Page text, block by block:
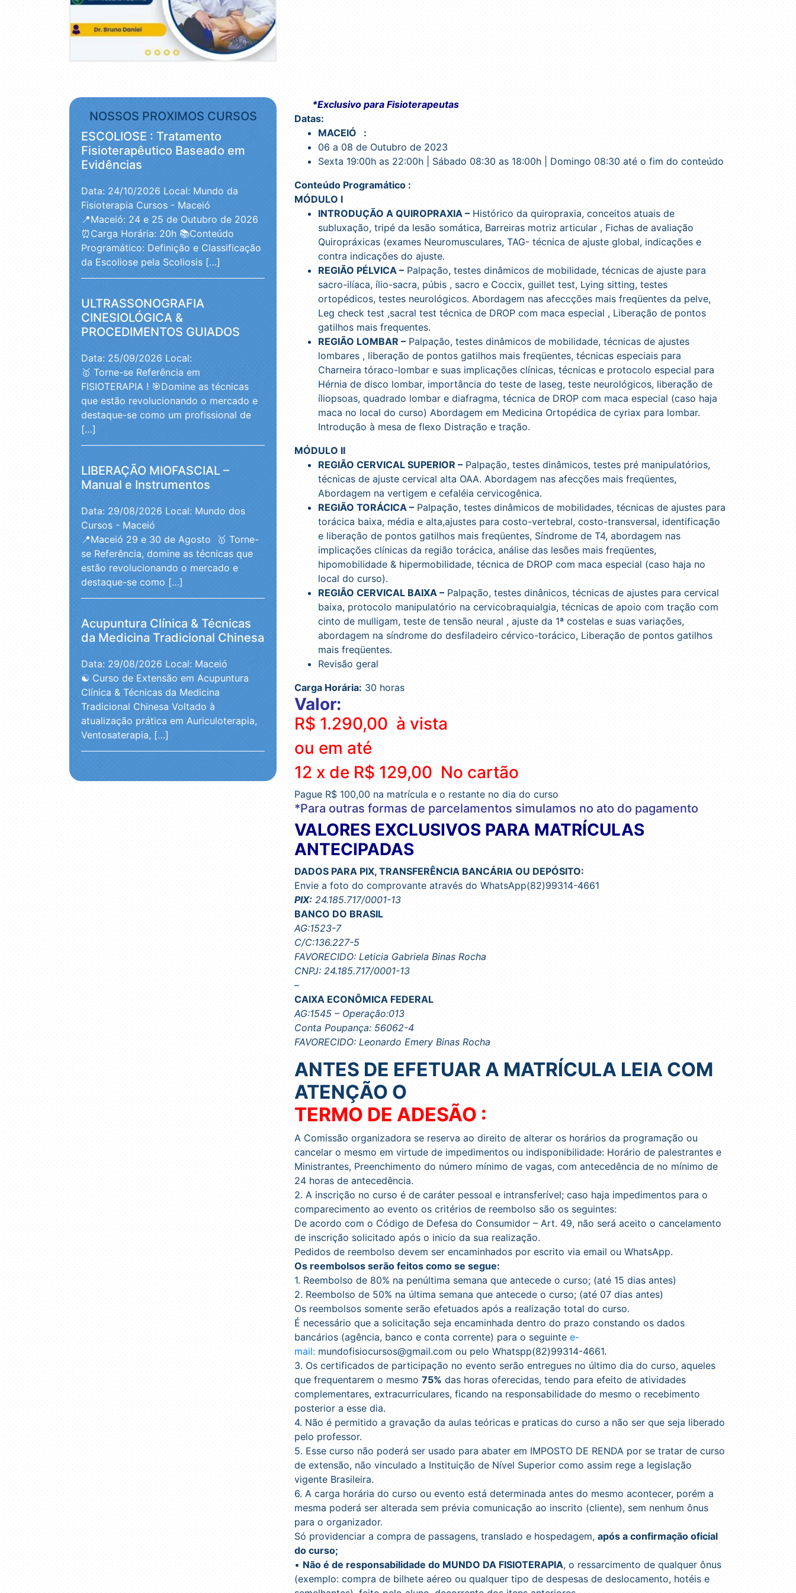
NOSSOS PROXIMOS CURSOS
ESCOLIOSE : Tratamento
Fisioterapêutico Baseado em
Evidências
Data: 24/10/2026 Local: Mundo da
Fisioterapia Cursos - Maceió
📍Maceió: 24 e 25 de Outubro de 2026
⏰Carga Horária: 20h 📚Conteúdo
Programático: Definição e Classificação
da Escoliose pela Scoliosis […]
ULTRASSONOGRAFIA
CINESIOLÓGICA &
PROCEDIMENTOS GUIADOS
Data: 25/09/2026 Local:
🥇 Torne-se Referência em
FISIOTERAPIA ! 🎯Domine as técnicas
que estão revolucionando o mercado e
destaque-se como um profissional de
[…]
LIBERAÇÃO MIOFASCIAL –
Manual e Instrumentos
Data: 29/08/2026 Local: Mundo dos
Cursos - Maceió
📍Maceió 29 e 30 de Agosto 🥇 Torne-
se Referência, domine as técnicas que
estão revolucionando o mercado e
destaque-se como […]
Acupuntura Clínica & Técnicas
da Medicina Tradicional Chinesa
Data: 29/08/2026 Local: Maceió
☯️ Curso de Extensão em Acupuntura
Clínica & Técnicas da Medicina
Tradicional Chinesa Voltado à
atualização prática em Auriculoterapia,
Ventosaterapia, […]
*Exclusivo para Fisioterapeutas
Datas:
MACEIÓ⠀:
06 a 08 de Outubro de 2023
Sexta 19:00h as 22:00h | Sábado 08:30 as 18:00h | Domingo 08:30 até o fim do conteúdo
Conteúdo Programático :
MÓDULO I
INTRODUÇÃO A QUIROPRAXIA – Histórico da quiropraxia, conceitos atuais de
subluxação, tripé da lesão somática, Barreiras motriz articular , Fichas de avaliação
Quiropráxicas (exames Neuromusculares, TAG- técnica de ajuste global, indicações e
contra indicações do ajuste.
REGIÃO PÉLVICA – Palpação, testes dinâmicos de mobilidade, técnicas de ajuste para
sacro-ilíaca, ílio-sacra, púbis , sacro e Coccix, guillet test, Lying sitting, testes
ortopédicos, testes neurológicos. Abordagem nas afeccções mais freqüentes da pelve,
Leg check test ,sacral test técnica de DROP com maca especial , Liberação de pontos
gatilhos mais frequentes.
REGIÃO LOMBAR – Palpação, testes dinâmicos de mobilidade, técnicas de ajustes
lombares , liberação de pontos gatilhos mais freqüentes, técnicas especiais para
Charneira tóraco-lombar e suas implicações clínicas, técnicas e protocolo especial para
Hérnia de disco lombar, importância do teste de laseg, teste neurológicos, liberação de
íliopsoas, quadrado lombar e diafragma, técnica de DROP com maca especial (caso haja
maca no local do curso) Abordagem em Medicina Ortopédica de cyriax para lombar.
Introdução à mesa de flexo Distração e tração.
MÓDULO II
REGIÃO CERVICAL SUPERIOR – Palpação, testes dinâmicos, testes pré manipulatórios,
técnicas de ajuste cervical alta OAA. Abordagem nas afecções mais freqüentes,
Abordagem na vertigem e cefaléia cervicogênica.
REGIÃO TORÁCICA – Palpação, testes dinâmicos de mobilidades, técnicas de ajustes para
torácica baixa, média e alta,ajustes para costo-vertebral, costo-transversal, identificação
e liberação de pontos gatilhos mais freqüentes, Síndrome de T4, abordagem nas
implicações clínicas da região torácica, análise das lesões mais freqüentes,
hipomobilidade & hipermobilidade, técnica de DROP com maca especial (caso haja no
local do curso).
REGIÃO CERVICAL BAIXA – Palpação, testes dinânicos, técnicas de ajustes para cervical
baixa, protocolo manipulatório na cervicobraquialgia, técnicas de apoio com tração com
cinto de mulligam, teste de tensão neural , ajuste da 1ª costelas e suas variações,
abordagem na síndrome do desfiladeiro cérvico-torácico, Liberação de pontos gatilhos
mais freqüentes.
Revisão geral
Carga Horária: 30 horas
Valor:
R$ 1.290,00 à vista
ou em até
12 x de R$ 129,00 No cartão
Pague R$ 100,00 na matrícula e o restante no dia do curso
*Para outras formas de parcelamentos simulamos no ato do pagamento
VALORES EXCLUSIVOS PARA MATRÍCULAS
ANTECIPADAS
DADOS PARA PIX, TRANSFERÊNCIA BANCÁRIA OU DEPÓSITO:
Envie a foto do comprovante através do WhatsApp(82)99314-4661
PIX: 24.185.717/0001-13
BANCO DO BRASIL
AG:1523-7
C/C:136.227-5
FAVORECIDO: Leticia Gabriela Binas Rocha
CNPJ: 24.185.717/0001-13
–
CAIXA ECONÔMICA FEDERAL
AG:1545 – Operação:013
Conta Poupança: 56062-4
FAVORECIDO: Leonardo Emery Binas Rocha
ANTES DE EFETUAR A MATRÍCULA LEIA COM
ATENÇÃO O
TERMO DE ADESÃO :
A Comissão organizadora se reserva ao direito de alterar os horários da programação ou
cancelar o mesmo em virtude de impedimentos ou indisponibilidade: Horário de palestrantes e
Ministrantes, Preenchimento do número mínimo de vagas, com antecedência de no mínimo de
24 horas de antecedência.
2. A inscrição no curso é de caráter pessoal e intransferível; caso haja impedimentos para o
comparecimento ao evento os critérios de reembolso são os seguintes:
De acordo com o Código de Defesa do Consumidor – Art. 49, não será aceito o cancelamento
de inscrição solicitado após o inicio da sua realização.
Pedidos de reembolso devem ser encaminhados por escrito via email ou WhatsApp.
Os reembolsos serão feitos como se segue:
1. Reembolso de 80% na penúltima semana que antecede o curso; (até 15 dias antes)
2. Reembolso de 50% na última semana que antecede o curso; (até 07 dias antes)
Os reembolsos somente serão efetuados após a realização total do curso.
É necessário que a solicitação seja encaminhada dentro do prazo constando os dados
bancários (agência, banco e conta corrente) para o seguinte e-
mail: mundofisiocursos@gmail.com ou pelo Whatspp(82)99314-4661.
3. Os certificados de participação no evento serão entregues no último dia do curso, aqueles
que frequentarem o mesmo 75% das horas oferecidas, tendo para efeito de atividades
complementares, extracurriculares, ficando na responsabilidade do mesmo o recebimento
posterior a esse dia.
4. Não é permitido a gravação da aulas teóricas e praticas do curso a não ser que seja liberado
pelo professor.
5. Esse curso não poderá ser usado para abater em IMPOSTO DE RENDA por se tratar de curso
de extensão, não vinculado a Instituição de Nível Superior como assim rege a legislação
vigente Brasileira.
6. A carga horária do curso ou evento está determinada antes do mesmo acontecer, porém a
mesma poderá ser alterada sem prévia comunicação ao inscrito (cliente), sem nenhum ônus
para o organizador.
Só providenciar a compra de passagens, translado e hospedagem, após a confirmação oficial
do curso;
• Não é de responsabilidade do MUNDO DA FISIOTERAPIA, o ressarcimento de qualquer ônus
(exemplo: compra de bilhete aéreo ou qualquer tipo de despesas de deslocamento, hotéis e